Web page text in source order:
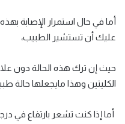
عليك أن تستشير الطبيب،
حيث إن ترك هذه الحالة دون
الكليتين وهذا مايجعلها حالة
أما إذا كنت تشعر بارتفاع في